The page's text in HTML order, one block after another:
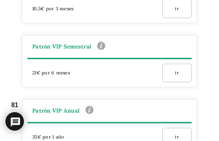
10,5€ por 3 meses Ir
Patrón VIP Semestral
21€ por 6 meses Ir
Patrón VIP Anual
35€ por 1 año Ir
81